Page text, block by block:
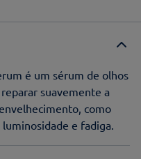
é um sérum de olhos
suavemente a
como
e fadiga.